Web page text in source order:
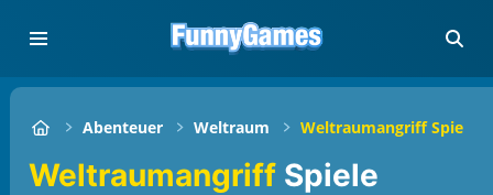
Abenteuer Weltraum Weltraumangriff Spiele
Weltraumangriff Spiele